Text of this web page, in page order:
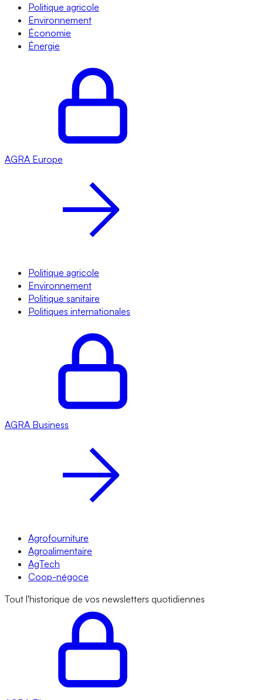
Politique agricole
Environnement
Économie
Énergie
AGRA Europe
Politique agricole
Environnement
Politique sanitaire
Politiques internationales
AGRA Business
Agrofourniture
Agroalimentaire
AgTech
Coop-négoce
Tout l'historique de vos newsletters quotidiennes